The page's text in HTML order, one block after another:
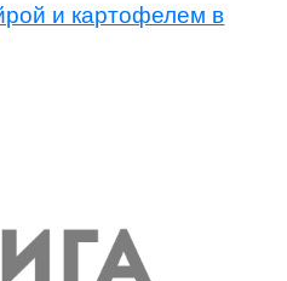
и картофелем в